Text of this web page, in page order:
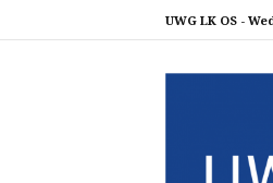
UWG LK OS -